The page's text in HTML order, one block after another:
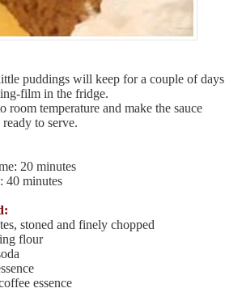
puddings will keep for a couple of days
film in the fridge.
room temperature and make the sauce
to serve.
20 minutes
40 minutes
stoned and finely chopped
flour
essence